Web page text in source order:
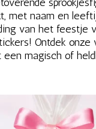
met naam en
van het feestje
Ontdek
een magisch of